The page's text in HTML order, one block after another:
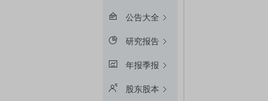
公告大全
研究报告
年报季报
股东股本